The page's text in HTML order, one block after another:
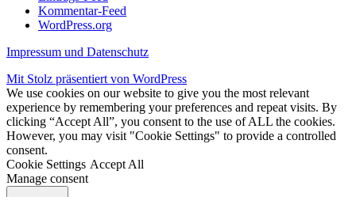
Kommentar-Feed
WordPress.org
Impressum und Datenschutz
Mit Stolz präsentiert von WordPress
We use cookies on our website to give you the most relevant
experience by remembering your preferences and repeat visits. By
clicking “Accept All”, you consent to the use of ALL the cookies.
However, you may visit "Cookie Settings" to provide a controlled
consent.
Cookie Settings Accept All
Manage consent